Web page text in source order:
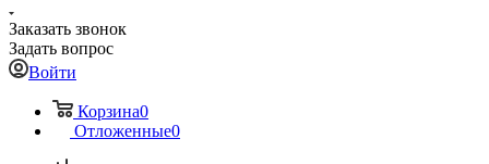
Заказать звонок
Задать вопрос
Войти
Корзина0
Отложенные0